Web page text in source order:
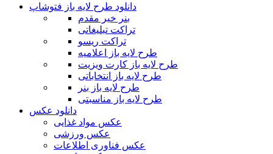
دانلود طرح لایه باز فتوشاپ
بنر خیر مقدم
تراکت تبلیغاتی
تراکت ریسو
طرح لایه باز اعلامیه
طرح لایه باز کارت ویزیت
طرح لایه باز انتخاباتی
طرح لایه باز بنر
طرح لایه باز مناسبتی
دانلود عکس
عکس مواد غذایی
عکس ورزشی
عکس فناوری اطلاعات